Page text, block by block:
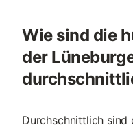
Wie sind die
der
Durchschnittlich